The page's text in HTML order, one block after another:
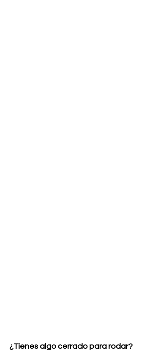
¿Tienes algo cerrado para rodar?